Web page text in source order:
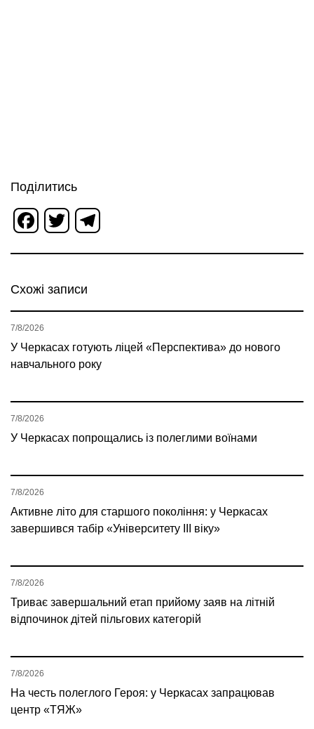
Поділитись
Facebook
Twitter
Схожі записи
У Черкасах готують ліцей «Перспектива» до нового
навчального року
7/8/2026
У Черкасах попрощались із полеглими воїнами
7/8/2026
Активне літо для старшого покоління: у Черкасах
завершився табір «Університету ІІІ віку»
7/8/2026
Триває завершальний етап прийому заяв на літній
відпочинок дітей пільгових категорій
7/8/2026
На честь полеглого Героя: у Черкасах запрацював
центр «ТЯЖ»
7/8/2026